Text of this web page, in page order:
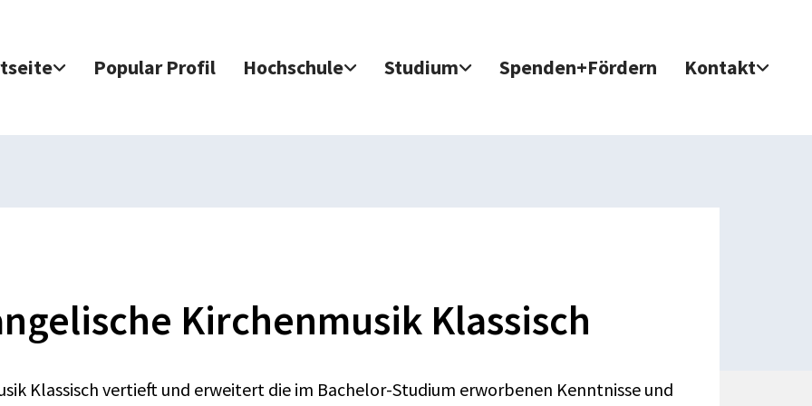
Popular Profil Hochschule Studium Spenden+Fördern Kontakt
Kirchenmusik Klassisch
Klassisch vertieft und erweitert die im Bachelor-Studium erworbenen Kenntnisse und